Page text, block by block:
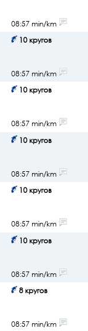
08:57 min/km
10 кругов
08:57 min/km
10 кругов
08:57 min/km
10 кругов
08:57 min/km
10 кругов
08:57 min/km
10 кругов
08:57 min/km
8 кругов
08:57 min/km